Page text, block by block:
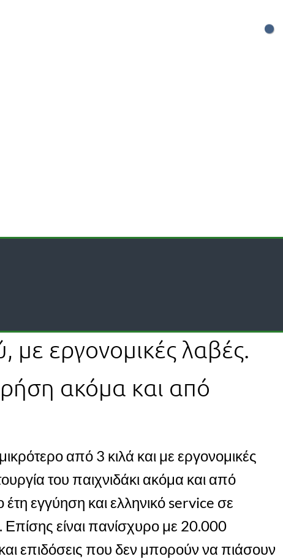
με εργονομικές λαβές.
ακόμα και από
από 3 κιλά και με εργονομικές
του παιχνιδάκι ακόμα και από
έτη εγγύηση και ελληνικό service σε
είναι πανίσχυρο με 20.000
επιδόσεις που δεν μπορούν να πιάσουν